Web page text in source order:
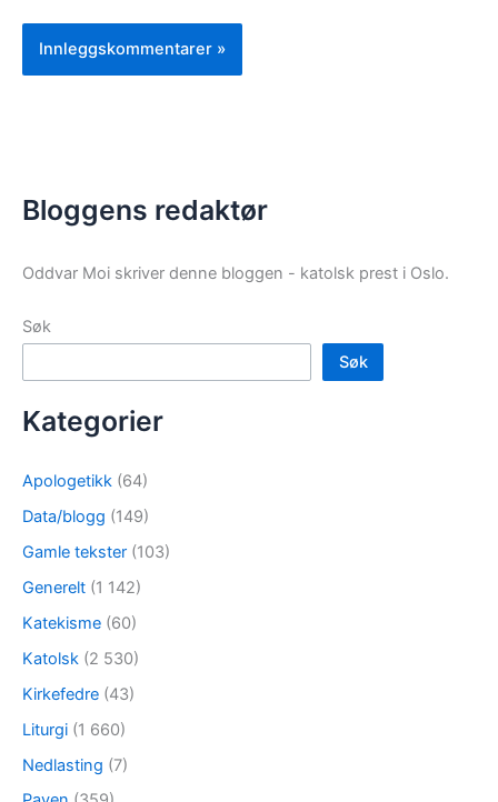
Bloggens redaktør
Oddvar Moi skriver denne bloggen - katolsk prest i Oslo.
Søk
Søk
Kategorier
Apologetikk (64)
Data/blogg (149)
Gamle tekster (103)
Generelt (1 142)
Katekisme (60)
Katolsk (2 530)
Kirkefedre (43)
Liturgi (1 660)
Nedlasting (7)